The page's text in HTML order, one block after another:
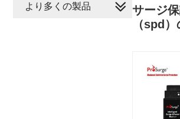
サージ
（spd
より多くの製品